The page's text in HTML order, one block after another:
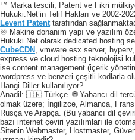
™ Marka tescili, Patent ve Fikri
Hukuki.Net’in Telif Hakları ve 2002-
Levent Patenttarafından
♾️ Makine donanım yapı ve yazılım
Hukuki.Net olarak dedicated hosting
CubeCDN , vmware esx server,
express ve cloud hosting teknolojisi
ise content management (içerik
wordpress ve benzeri çeşitli kodlarla
Hangi Diller kullanılıyor?
Anadil: 🇹🇷 Türkçe. 🌐 Yabancı dil
olmak üzere; İngilizce, Almanca,
Rusça ve Arapça. (Bu yabancı dil
bazı internet çeviri yazılımları ile
Sitenin Webmaster, Hostmaster,